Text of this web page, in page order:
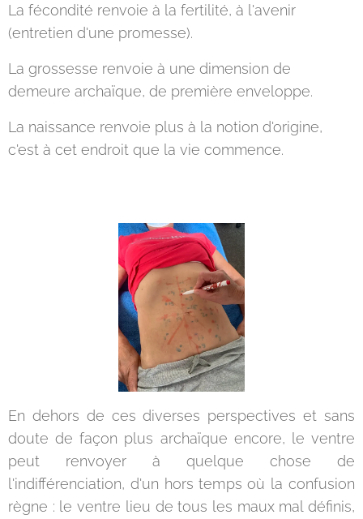
La fécondité renvoie à la fertilité, à l'avenir
(entretien d'une promesse).
La grossesse renvoie à une dimension de
demeure archaïque, de première enveloppe.
La naissance renvoie plus à la notion d'origine,
c'est à cet endroit que la vie commence.
En dehors de ces diverses perspectives et sans
doute de façon plus archaïque encore, le ventre
peut renvoyer à quelque chose de
l'indifférenciation, d'un hors temps où la confusion
règne : le ventre lieu de tous les maux mal définis,